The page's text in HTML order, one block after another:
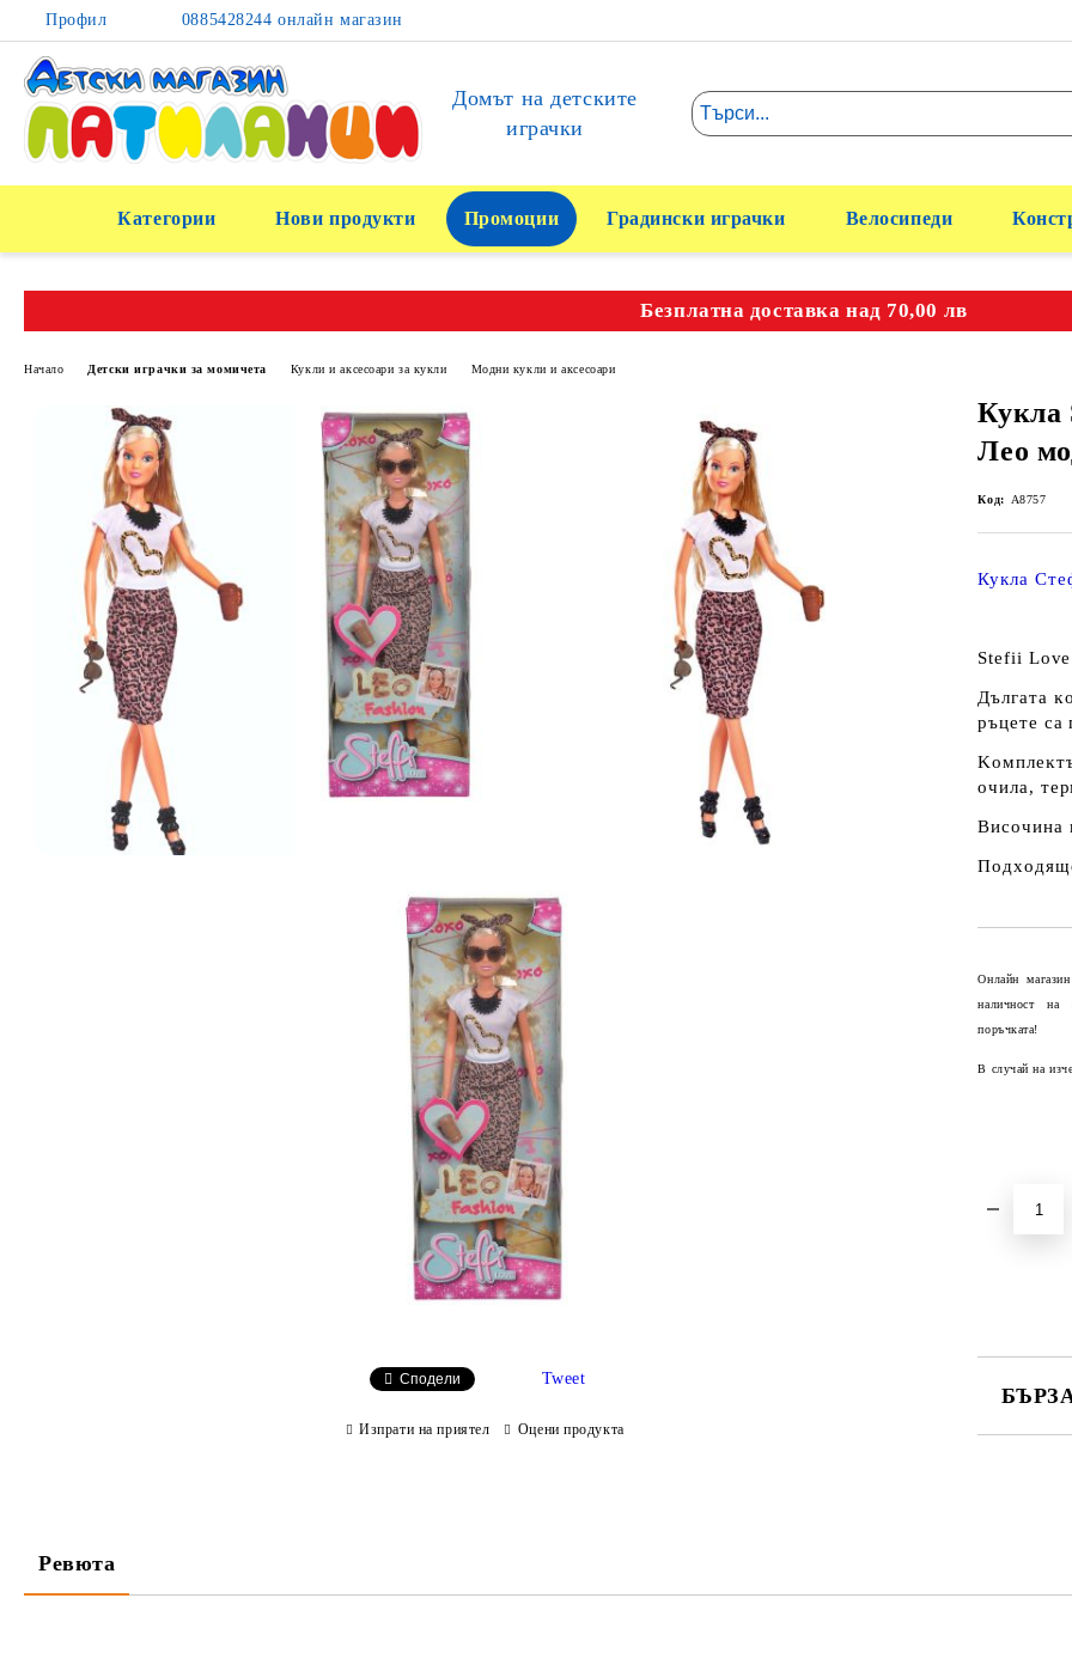
Профил 0885428244 онлайн магазин
Домът на детските
играчки
Категории Нови продукти Промоции Градински играчки Велосипеди
Безплатна доставка над 70,00 лв
Начало Детски играчки за момичета Кукли и аксесоари за кукли Модни кукли и аксесоари
Кукла
Лео
Код: A8757
Кукла
Ѕtеfіі
Дългaтa
pъцeтe ca
oчилa,
Bиcoчинa
Онлайн
наличност на
поръчката!
В случай на
Сподели Tweet
Изпрати на приятел Оцени продукта
Ревюта